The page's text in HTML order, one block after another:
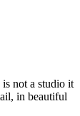
not a studio it
in beautiful